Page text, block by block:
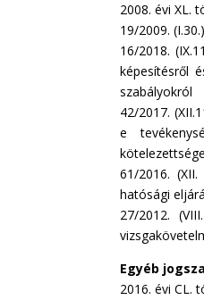
2008. évi XL.
19/2009.
16/2018.
képesítésről
szabályokról
42/2017.
e
61/2016.
hatósági
27/2012.
Egyéb
2016. évi CL.